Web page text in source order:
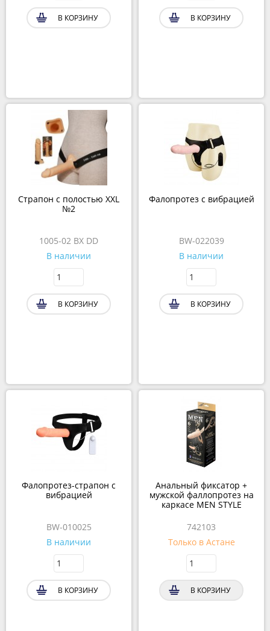
В КОРЗИНУ В КОРЗИНУ
Страпон с полостью XXL
№2
1005-02 BX DD
В наличии
В КОРЗИНУ
Фалопротез c вибрацией
BW-022039
В наличии
В КОРЗИНУ
Фалопротез-страпон с
вибрацией
BW-010025
В наличии
В КОРЗИНУ
Анальный фиксатор +
мужской фаллопротез на
каркасе MEN STYLE
742103
Только в Астане
В КОРЗИНУ